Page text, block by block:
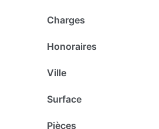
Charges
Honoraires
Ville
Surface
Pièces